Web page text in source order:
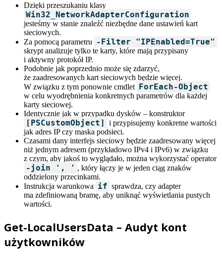
Dzięki przeszukaniu klasy
Win32_NetworkAdapterConfiguration
jesteśmy w stanie znaleźć niezbędne dane ustawień kart
sieciowych.
Za pomocą parametru
-Filter "IPEnabled=True"
skrypt analizuje tylko te karty, które mają przypisany
i aktywny protokół IP.
Podobnie jak poprzednio może się zdarzyć,
że zaadresowanych kart sieciowych będzie więcej.
W związku z tym ponownie cmdlet ForEach-Object
w celu wyodrębnienia konkretnych parametrów dla każdej
karty sieciowej.
Identycznie jak w przypadku dysków – konstruktor
[PSCustomObject]
i przypisujemy konkretne wartości
jak adres IP czy maska podsieci.
Czasami dany interfejs sieciowy będzie zaadresowany więcej
niż jednym adresem (przykładowo IPv4 i IPv6) w związku
z czym, aby jakoś to wyglądało, można wykorzystać operator
-join ', ' , który łączy je w jeden ciąg znaków
oddzielony przecinkami.
Instrukcja warunkowa if sprawdza, czy adapter
ma zdefiniowaną bramę, aby uniknąć wyświetlania pustych
wartości.
Get-LocalUsersData – Audyt kont
użytkowników